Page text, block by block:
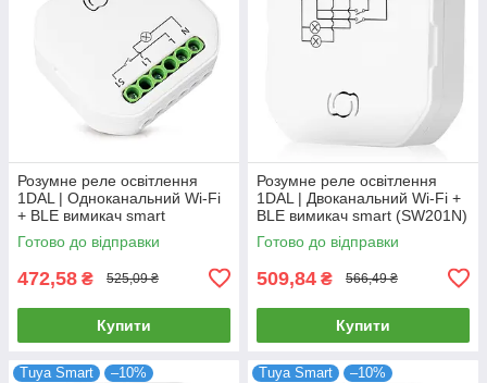
Розумне реле освітлення
1DAL | Одноканальний Wi-Fi
+ BLE вимикач smart
(SW101N)
Готово до відправки
472,58 ₴ 525,09 ₴
Купити
Розумне реле освітлення
1DAL | Двоканальний Wi-Fi +
BLE вимикач smart (SW201N)
Готово до відправки
509,84 ₴ 566,49 ₴
Купити
Tuya Smart –10% Tuya Smart –10%